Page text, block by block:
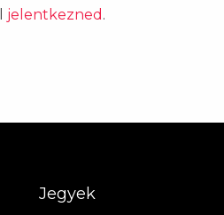
jelentkezned .
Jegyek